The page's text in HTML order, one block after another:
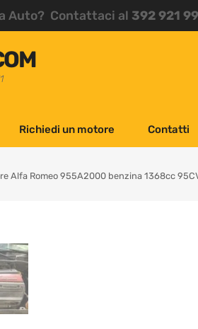
Auto? Contattaci al 392 921
Richiedi un motore Contatti
Alfa Romeo 955A2000 benzina 1368cc